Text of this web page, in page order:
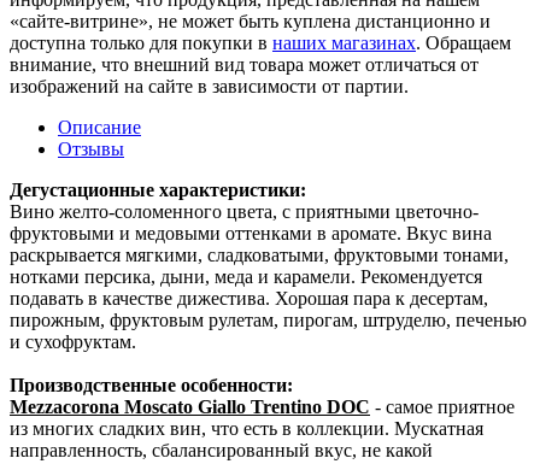
«сайте-витрине», не может быть куплена дистанционно и
доступна только для покупки в наших магазинах. Обращаем
внимание, что внешний вид товара может отличаться от
изображений на сайте в зависимости от партии.
Описание
Отзывы
Дегустационные характеристики:
Вино желто-соломенного цвета, с приятными цветочно-
фруктовыми и медовыми оттенками в аромате. Вкус вина
раскрывается мягкими, сладковатыми, фруктовыми тонами,
нотками персика, дыни, меда и карамели. Рекомендуется
подавать в качестве дижестива. Хорошая пара к десертам,
пирожным, фруктовым рулетам, пирогам, штруделю, печенью
и сухофруктам.
Производственные особенности:
Mezzacorona Moscato Giallo Trentino DOC - самое приятное
из многих сладких вин, что есть в коллекции. Мускатная
направленность, сбалансированный вкус, не какой